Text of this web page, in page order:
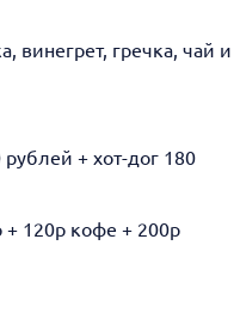
винегрет, гречка, чай и
+ хот-дог 180
+ 120р кофе + 200р